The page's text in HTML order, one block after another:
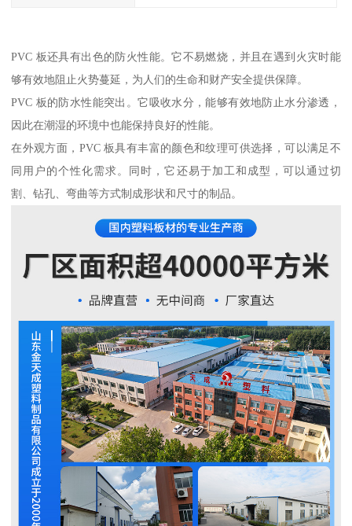
PVC 板还具有出色的防火性能。它不易燃烧，并且在遇到火灾时能
够有效地阻止火势蔓延，为人们的生命和财产安全提供保障。
PVC 板的防水性能突出。它吸收水分，能够有效地防止水分渗透，
因此在潮湿的环境中也能保持良好的性能。
在外观方面，PVC 板具有丰富的颜色和纹理可供选择，可以满足不
同用户的个性化需求。同时，它还易于加工和成型，可以通过切
割、钻孔、弯曲等方式制成形状和尺寸的制品。